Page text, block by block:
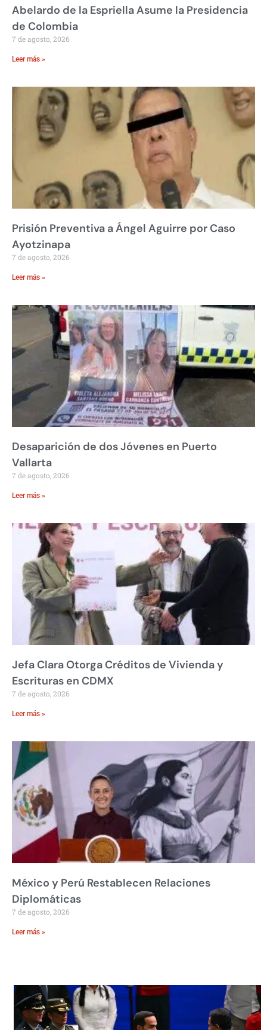
Abelardo de la Espriella Asume la Presidencia
de Colombia
7 de agosto, 2026
Leer más »
Prisión Preventiva a Ángel Aguirre por Caso
Ayotzinapa
7 de agosto, 2026
Leer más »
Desaparición de dos Jóvenes en Puerto
Vallarta
7 de agosto, 2026
Leer más »
Jefa Clara Otorga Créditos de Vivienda y
Escrituras en CDMX
7 de agosto, 2026
Leer más »
México y Perú Restablecen Relaciones
Diplomáticas
7 de agosto, 2026
Leer más »